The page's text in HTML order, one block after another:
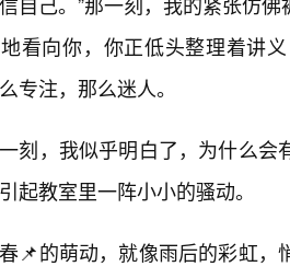
看向你，你正低头整理着讲
专注，那么迷人。
刻，我似乎明白了，为什么
起教室里一阵小小的骚动。
📌的萌动，就像雨后的彩虹